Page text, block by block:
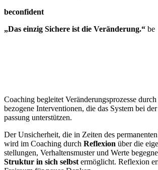
beconfident
„Das einzig Sichere ist die Veränderung.“ be
Coaching begleitet Veränderungsprozesse
bezogene Interventionen, die das System bei
passung unterstützen.
Der Unsicherheit, die in Zeiten des
wird im Coaching durch Reflexion über die
stellungen, Verhaltensmuster und Werte
Struktur in sich selbst ermöglicht. Reflexion